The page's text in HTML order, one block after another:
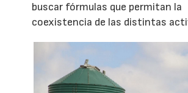
buscar fórmulas que permitan la
coexistencia de las distintas